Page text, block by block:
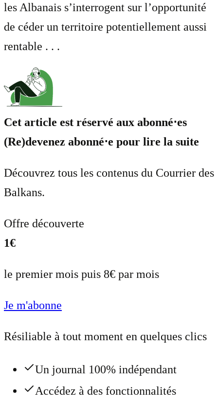
les Albanais s’interrogent sur l’opportunité
de céder un territoire potentiellement aussi
rentable . . .
Cet article est réservé aux abonné⋅es
(Re)devenez abonné⋅e pour lire la suite
Découvrez tous les contenus du Courrier des
Balkans.
Offre découverte
1€
le premier mois puis 8€ par mois
Je m'abonne
Résiliable à tout moment en quelques clics
Un journal 100% indépendant
Accédez à des fonctionnalités